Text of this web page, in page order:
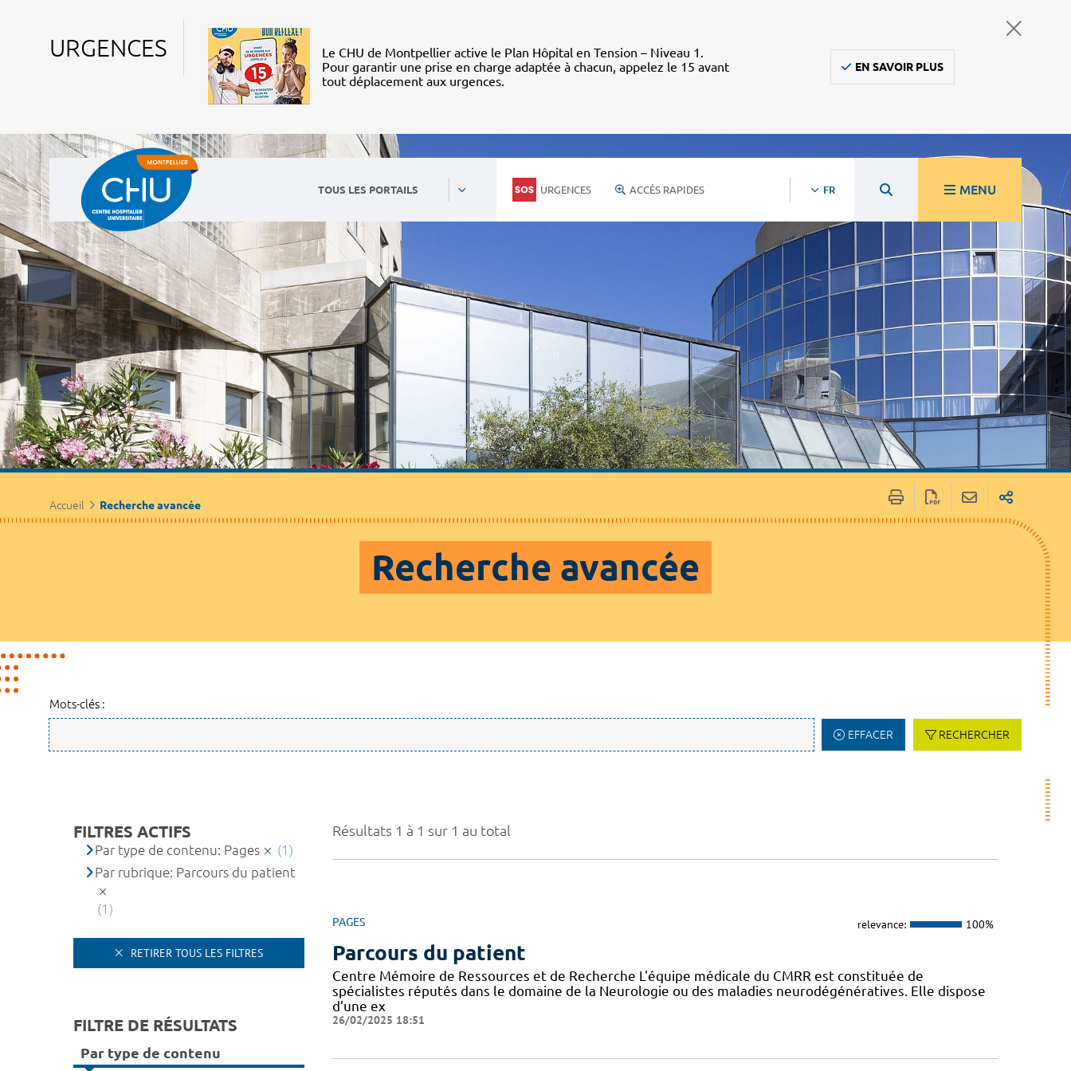
URGENCES
Le CHU de Montpellier active le Plan Hôpital en Tension – Niveau 1.
Pour garantir une prise en charge adaptée à chacun, appelez le 15 avant
tout déplacement aux urgences.
EN SAVOIR PLUS
TOUS LES PORTAILS URGENCES ACCÈS RAPIDES FR MENU
Accueil Recherche avancée
Recherche avancée
Mots-clés :
EFFACER RECHERCHER
Résultats 1 à 1 sur 1 au total
PAGES relevance: 100%
Parcours du patient
Centre Mémoire de Ressources et de Recherche L'équipe médicale du CMRR est constituée de
spécialistes réputés dans le domaine de la Neurologie ou des maladies neurodégénératives. Elle dispose
d’une ex
26/02/2025 18:51
FILTRES ACTIFS
Par type de contenu: Pages
(1)
Par rubrique: Parcours du patient
(1)
RETIRER TOUS LES FILTRES
FILTRE DE RÉSULTATS
Par type de contenu